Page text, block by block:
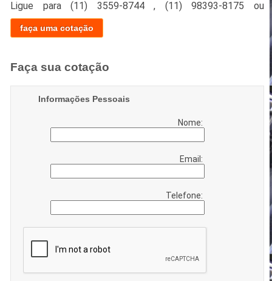
Ligue para(11) 3559-8744 , (11) 98393-8175 ou
faça uma cotação
Faça sua cotação
Informações Pessoais
Nome:
Email:
Telefone: